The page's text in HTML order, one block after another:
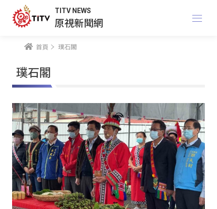
TITV NEWS
原視新聞網
首頁 璞石閣
璞石閣